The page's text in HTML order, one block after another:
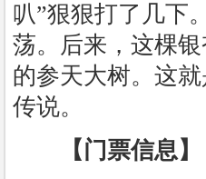
叭”狠狠打了几下
荡。后来，这棵
的参天大树。这
传说。
【门票信息】